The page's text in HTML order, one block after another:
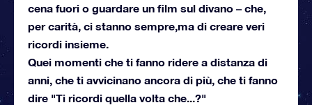
cena fuori o guardare un film sul divano – che,
per carità, ci stanno sempre,ma di creare veri
ricordi insieme.
Quei momenti che ti fanno ridere a distanza di
anni, che ti avvicinano ancora di più, che ti fanno
dire "Ti ricordi quella volta che...?"